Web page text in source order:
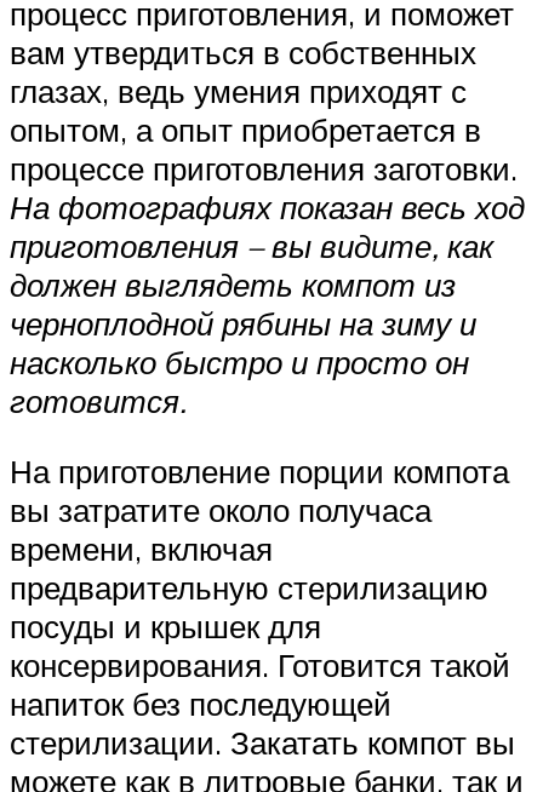
процесс приготовления, и поможет
вам утвердиться в собственных
глазах, ведь умения приходят с
опытом, а опыт приобретается в
процессе приготовления заготовки.
На фотографиях показан весь ход
приготовления – вы видите, как
должен выглядеть компот из
черноплодной рябины на зиму и
насколько быстро и просто он
готовится.
На приготовление порции компота
вы затратите около получаса
времени, включая
предварительную стерилизацию
посуды и крышек для
консервирования. Готовится такой
напиток без последующей
стерилизации. Закатать компот вы
можете как в литровые банки, так и